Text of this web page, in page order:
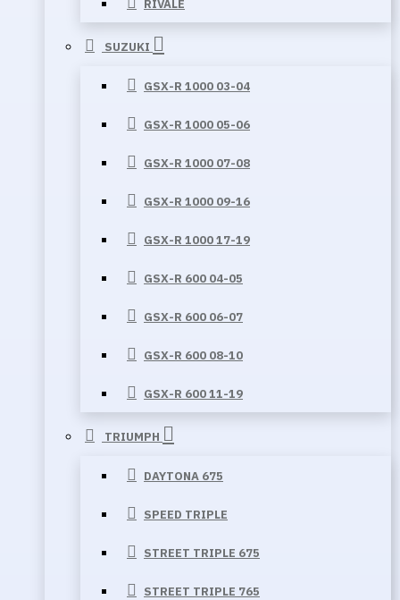
RIVALE
SUZUKI
GSX-R 1000 03-04
GSX-R 1000 05-06
GSX-R 1000 07-08
GSX-R 1000 09-16
GSX-R 1000 17-19
GSX-R 600 04-05
GSX-R 600 06-07
GSX-R 600 08-10
GSX-R 600 11-19
TRIUMPH
DAYTONA 675
SPEED TRIPLE
STREET TRIPLE 675
STREET TRIPLE 765